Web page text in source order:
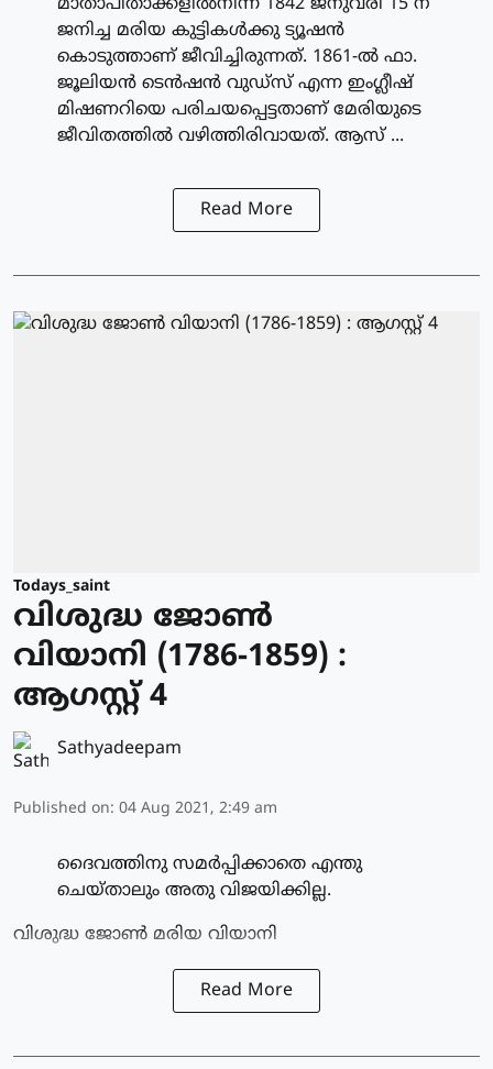
ജനിച്ച മരിയ കുട്ടികള്‍ക്കു ട്യൂഷന്‍
കൊടുത്താണ് ജീവിച്ചിരുന്നത്. 1861-ല്‍ ഫാ.
ജൂലിയന്‍ ടെന്‍ഷന്‍ വുഡ്‌സ് എന്ന ഇംഗ്ലീഷ്
മിഷണറിയെ പരിചയപ്പെട്ടതാണ് മേരിയുടെ
ജീവിതത്തില്‍ വഴിത്തിരിവായത്. ആസ് ...
Read More
Todays_saint
വിശുദ്ധ ജോണ്‍
വിയാനി (1786-1859) :
ആഗസ്റ്റ് 4
Sathyadeepam
Published on: 04 Aug 2021, 2:49 am
ദൈവത്തിനു സമര്‍പ്പിക്കാതെ എന്തു
ചെയ്താലും അതു വിജയിക്കില്ല.
വിശുദ്ധ ജോണ്‍ മരിയ വിയാനി
Read More